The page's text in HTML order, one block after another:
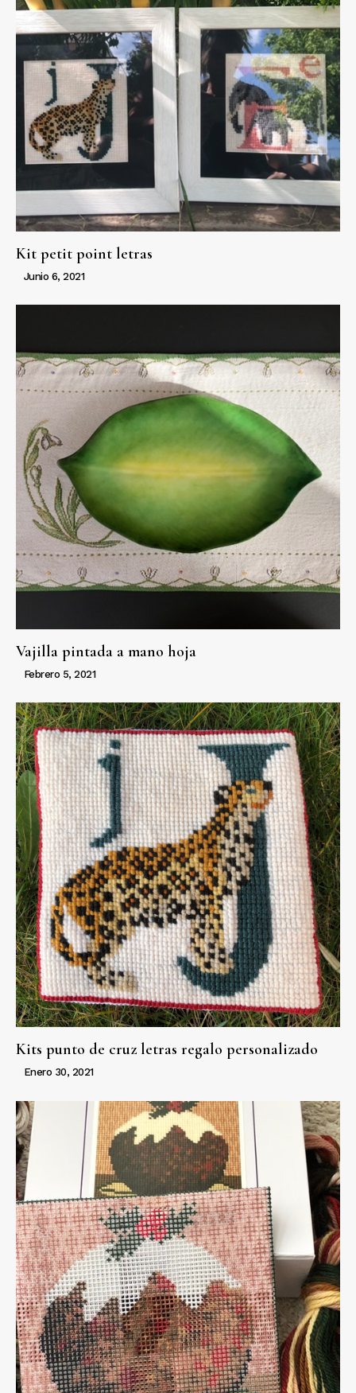
Kit petit point letras
Junio 6, 2021
Vajilla pintada a mano hoja
Febrero 5, 2021
Kits punto de cruz letras regalo personalizado
Enero 30, 2021